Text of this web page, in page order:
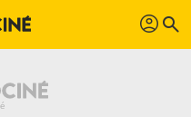
profil search